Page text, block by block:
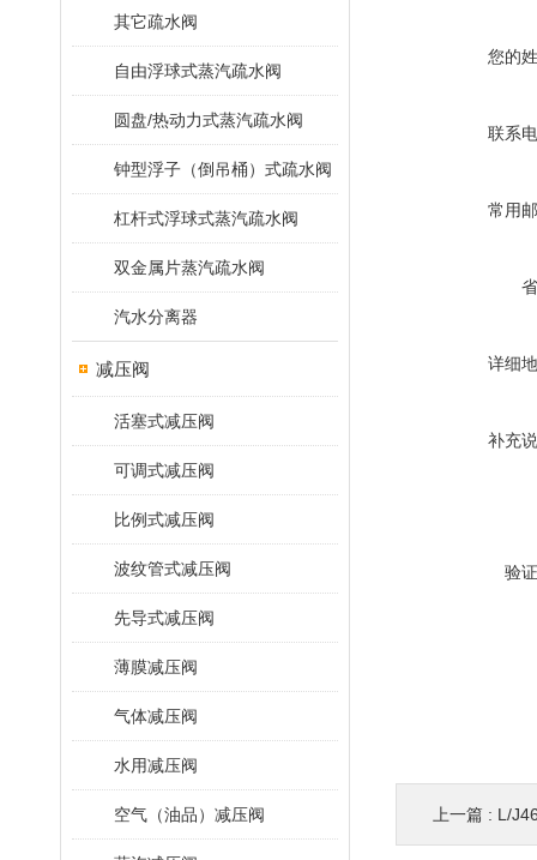
其它疏水阀
自由浮球式蒸汽疏水阀
圆盘/热动力式蒸汽疏水阀
钟型浮子（倒吊桶）式疏水阀
杠杆式浮球式蒸汽疏水阀
双金属片蒸汽疏水阀
汽水分离器
减压阀
活塞式减压阀
可调式减压阀
比例式减压阀
波纹管式减压阀
先导式减压阀
薄膜减压阀
气体减压阀
水用减压阀
空气（油品）减压阀
您的
联系
常用
详细
补充
验
上一篇 : L/